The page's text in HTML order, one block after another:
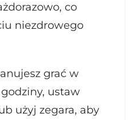
co
niezdrowego
grać w
ustaw
użyj zegara, aby